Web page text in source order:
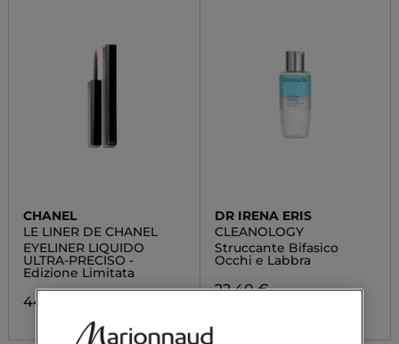
CHANEL
LE LINER DE CHANEL
EYELINER LIQUIDO
ULTRA-PRECISO -
Edizione Limitata
44,00 €
DR IRENA ERIS
CLEANOLOGY
Struccante Bifasico
Occhi e Labbra
22,40 €